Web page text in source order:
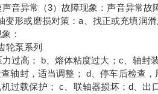
音异常（3）故障现象：声音异常
变形或磨损对策：a、找正或充填润
：
轮泵系列
过高； b、熔体粘度过大；c、轴封
轴封，适当调整； d、停车后检查
过载保护； c、联轴器损坏；d、